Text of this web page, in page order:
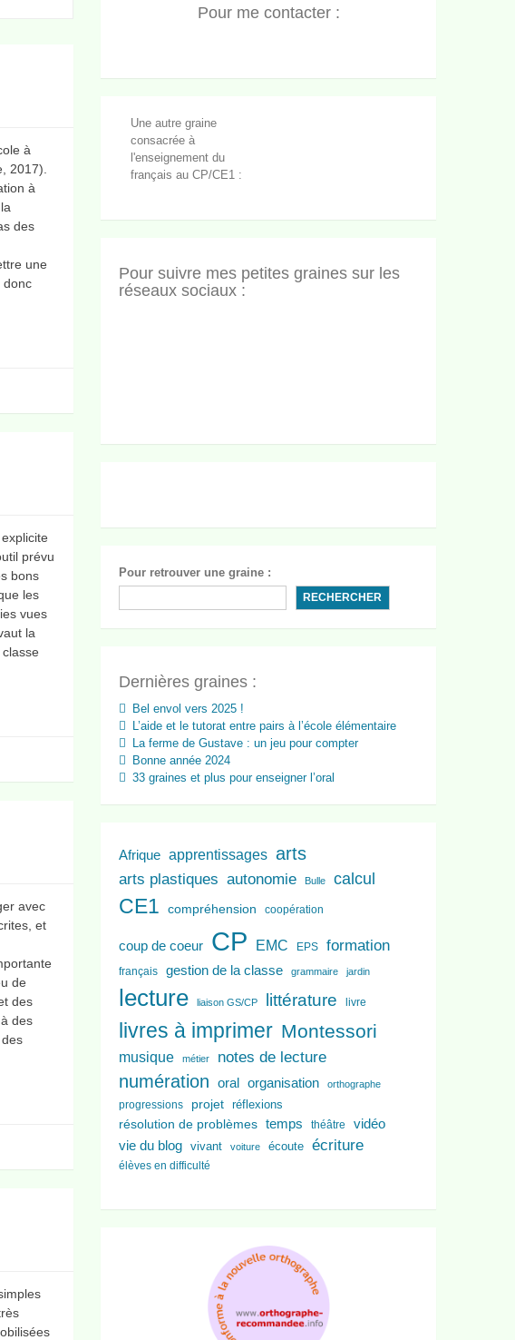
à
2017).
à
des
une
donc
prévu
bons
les
vues
la
avec
et
de
des
des
Pour me contacter :
Une autre graine
consacrée à
l'enseignement du
français au CP/CE1 :
Pour suivre mes petites graines sur les
réseaux sociaux :
Pour retrouver une graine :
RECHERCHER
Dernières graines :
Bel envol vers 2025 !
L’aide et le tutorat entre pairs à l’école élémentaire
La ferme de Gustave : un jeu pour compter
Bonne année 2024
33 graines et plus pour enseigner l’oral
Afrique apprentissages arts
arts plastiques autonomie Bulle calcul
CE1 compréhension coopération
coup de coeur CP EMC EPS formation
français gestion de la classe grammaire jardin
lecture liaison GS/CP littérature livre
livres à imprimer Montessori
musique métier notes de lecture
numération oral organisation orthographe
progressions projet réflexions
résolution de problèmes temps théâtre vidéo
vie du blog vivant voiture écoute écriture
élèves en difficulté